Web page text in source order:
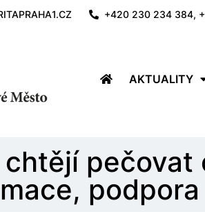
+420 230 234 384,
AKTUALITY
chtějí pečovat